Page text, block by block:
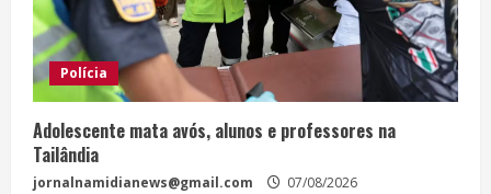
Polícia
Adolescente mata avós, alunos e professores na
Tailândia
jornalnamidianews@gmail.com 07/08/2026